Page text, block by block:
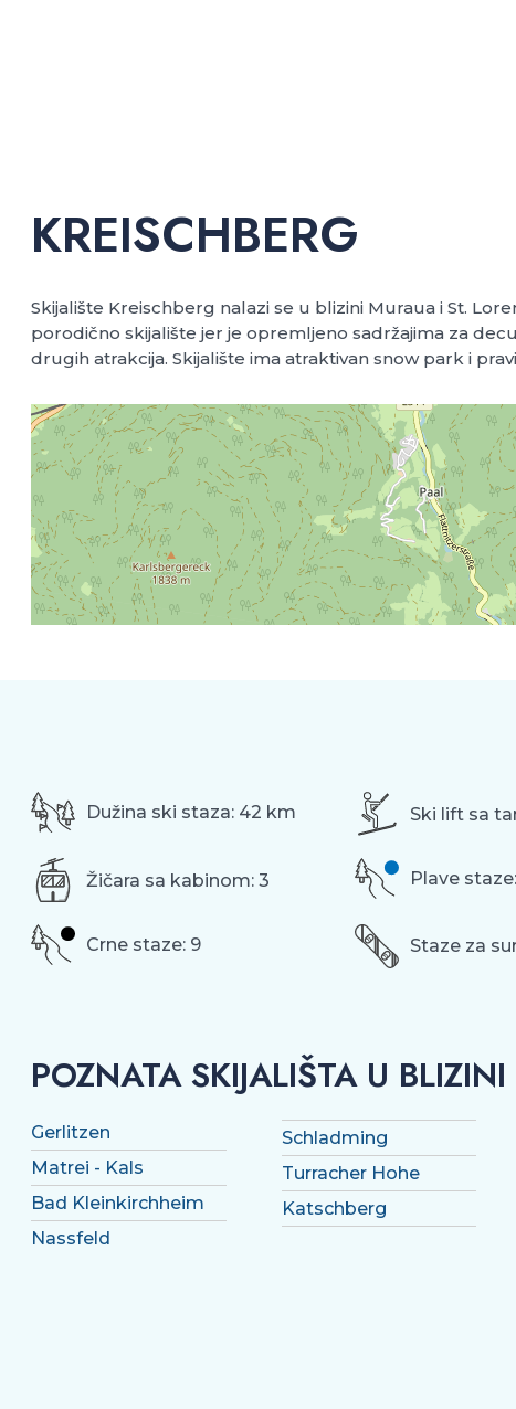
KREISCHBERG
Skijalište Kreischberg nalazi se u blizini Muraua i St.
porodično skijalište jer je opremljeno sadržajima za
drugih atrakcija. Skijalište ima atraktivan snow park i
Dužina ski staza: 42 km Ski lift sa
Žičara sa kabinom: 3 Plave
Crne staze: 9 Staze za
POZNATA SKIJALIŠTA U BLIZINI
Gerlitzen
Matrei - Kals
Bad Kleinkirchheim
Nassfeld
Schladming
Turracher Hohe
Katschberg